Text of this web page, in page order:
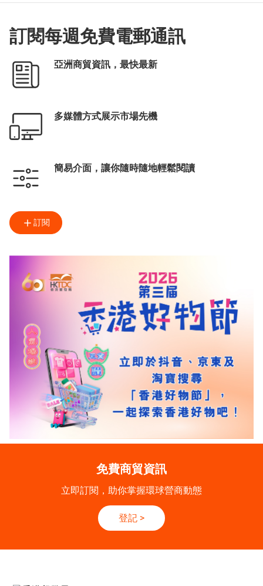
融資
綠色生活
訂閱每週免費電郵通訊
亞洲商貿資訊，最快最新
多媒體方式展示市場先機
簡易介面，讓你隨時隨地輕鬆閱讀
訂閱
免費商貿資訊
立即訂閱，助你掌握環球營商動態
登記 >